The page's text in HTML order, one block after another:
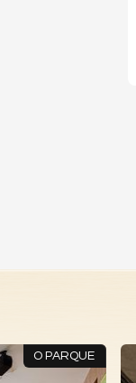
O PARQUE